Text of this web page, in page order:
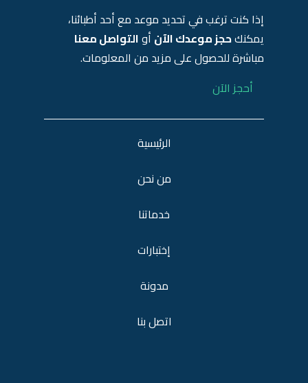
إذا كنت ترغب في تحديد موعد مع أحد أطبائنا،
يمكنكحجز موعدك الآن أوالتواصل معنا
مباشرة للحصول على مزيد من المعلومات.
أحجز الآن
الرئيسية
من نحن
خدماتنا
إختبارات
مدونة
اتصل بنا